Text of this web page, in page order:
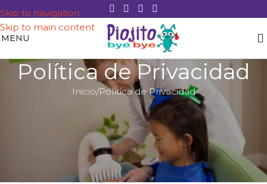
Skip to navigation
Skip to main content
MENU
Política de Privacidad
Inicio Política de Privacidad
9 de abril de 2025
1. Introducción
Piojito Bye Bye (“nosotros”, “nuestro”, “la empresa”) se
compromete a proteger su privacidad. Esta Política de